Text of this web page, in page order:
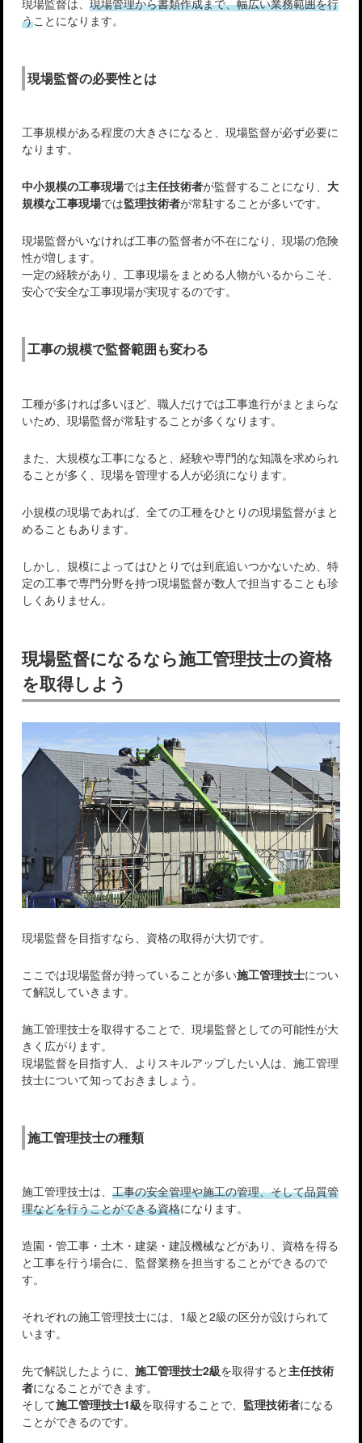
うことになります。
現場監督の必要性とは
工事規模がある程度の大きさになると、現場監督が必ず必要に
なります。
中小規模の工事現場では主任技術者が監督することになり、 大
規模な工事現場では監理技術者が常駐することが多いです。
現場監督がいなければ工事の監督者が不在になり、現場の危険
性が増します。
一定の経験があり、工事現場をまとめる人物がいるからこそ、
安心で安全な工事現場が実現するのです。
工事の規模で監督範囲も変わる
工種が多ければ多いほど、職人だけでは工事進行がまとまらな
いため、現場監督が常駐することが多くなります。
また、大規模な工事になると、経験や専門的な知識を求められ
ることが多く、現場を管理する人が必須になります。
小規模の現場であれば、全ての工種をひとりの現場監督がまと
めることもあります。
しかし、規模によってはひとりでは到底追いつかないため、特
定の工事で専門分野を持つ現場監督が数人で担当することも珍
しくありません。
現場監督になるなら施工管理技士の資格
を取得しよう
現場監督を目指すなら、資格の取得が大切です。
ここでは現場監督が持っていることが多い施工管理技士につい
て解説していきます。
施工管理技士を取得することで、現場監督としての可能性が大
きく広がります。
現場監督を目指す人、よりスキルアップしたい人は、施工管理
技士について知っておきましょう。
施工管理技士の種類
施工管理技士は、工事の安全管理や施工の管理、そして品質管
理などを行うことができる資格になります。
造園・管工事・土木・建築・建設機械などがあり、資格を得る
と工事を行う場合に、監督業務を担当することができるので
す。
それぞれの施工管理技士には、1級と2級の区分が設けられて
います。
先で解説したように、施工管理技士2級を取得すると主任技術
者になることができます。
そして施工管理技士1級を取得することで、 監理技術者になる
ことができるのです。